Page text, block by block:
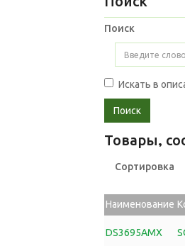
Поиск
Искать в
Товары,
Сортировка
Наименование
DS3695AMX